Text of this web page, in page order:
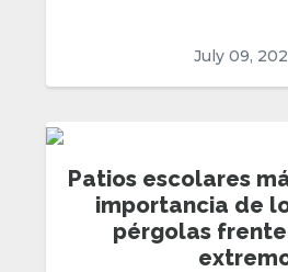
July 09,
Patios escolares
importancia de
pérgolas